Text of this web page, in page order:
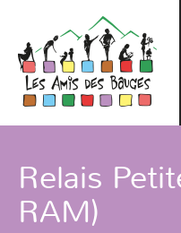
Relais
RAM)